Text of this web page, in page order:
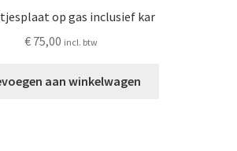
op gas inclusief kar
€75,00 incl. btw
aan winkelwagen